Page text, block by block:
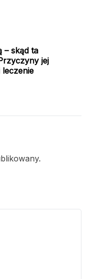
– skąd ta
jej
leczenie